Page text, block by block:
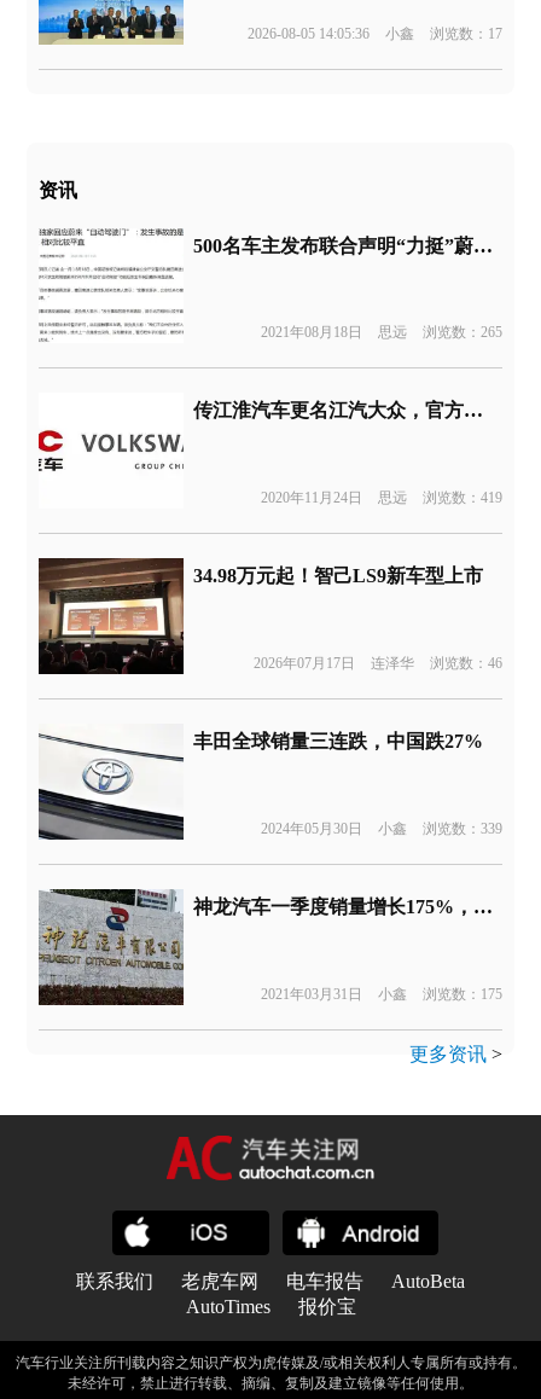
2026-08-05 14:05:36 小鑫 浏览数：17
资讯
500名车主发布联合声明“力挺”蔚来！蔚来：与我无关
2021年08月18日 思远 浏览数：265
传江淮汽车更名江汽大众，官方辟谣称消息不实
2020年11月24日 思远 浏览数：419
34.98万元起！智己LS9新车型上市
2026年07月17日 连泽华 浏览数：46
丰田全球销量三连跌，中国跌27%
2024年05月30日 小鑫 浏览数：339
神龙汽车一季度销量增长175%，具体数字只字未提
2021年03月31日 小鑫 浏览数：175
更多资讯>
联系我们 老虎车网 电车报告
AutoBeta
AutoTimes
报价宝
汽车行业关注所刊载内容之知识产权为虎传媒及/或相关权利人专属所有或持有。
未经许可，禁止进行转载、摘编、复制及建立镜像等任何使用。